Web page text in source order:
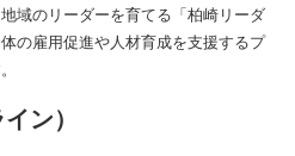
域のリーダーを育てる「柏崎リーダ
の雇用促進や人材育成を支援するプ
ン）